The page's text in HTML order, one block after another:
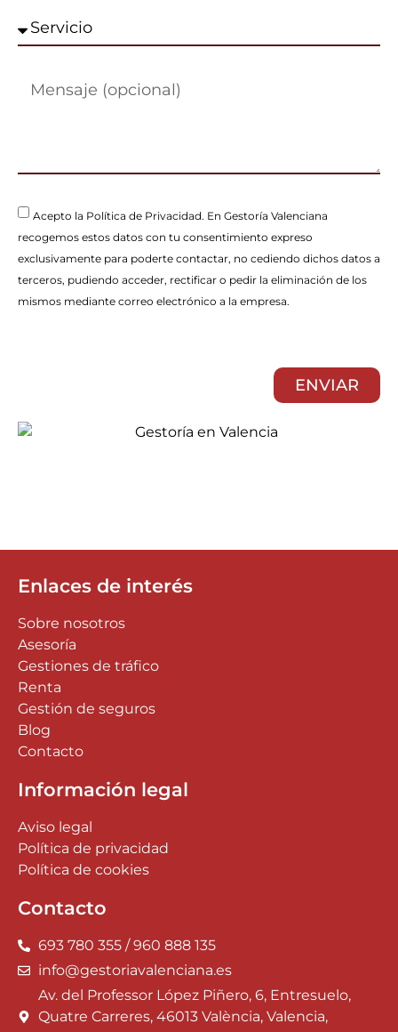
Acepto la Política de Privacidad. En Gestoría Valenciana
recogemos estos datos con tu consentimiento expreso
exclusivamente para poderte contactar, no cediendo dichos datos a
terceros, pudiendo acceder, rectificar o pedir la eliminación de los
mismos mediante correo electrónico a la empresa.
ENVIAR
Enlaces de interés
Sobre nosotros
Asesoría
Gestiones de tráfico
Renta
Gestión de seguros
Blog
Contacto
Información legal
Aviso legal
Política de privacidad
Política de cookies
Contacto
693 780 355 / 960 888 135
info@gestoriavalenciana.es
Av. del Professor López Piñero, 6, Entresuelo,
Quatre Carreres, 46013 València, Valencia,